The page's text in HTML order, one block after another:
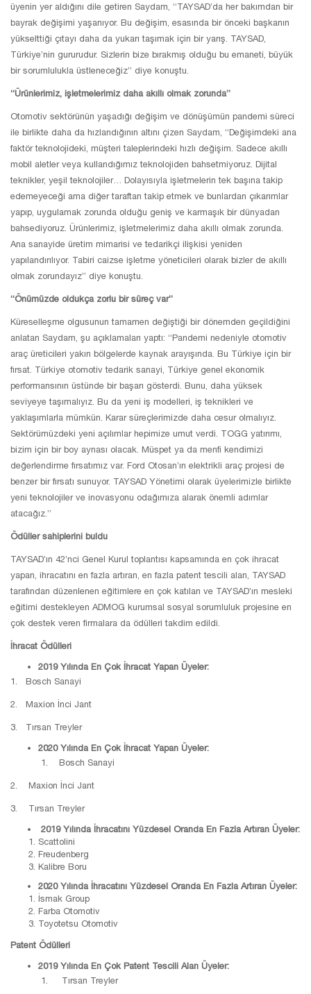
üyenin yer aldığını dile getiren Saydam, “TAYSAD’da her bakımdan bir
bayrak değişimi yaşanıyor. Bu değişim, esasında bir önceki başkanın
yükselttiği çıtayı daha da yukarı taşımak için bir yarış. TAYSAD,
Türkiye’nin gururudur. Sizlerin bize bırakmış olduğu bu emaneti, büyük
bir sorumlulukla üstleneceğiz” diye konuştu.
“Ürünlerimiz, işletmelerimiz daha akıllı olmak zorunda”
Otomotiv sektörünün yaşadığı değişim ve dönüşümün pandemi süreci
ile birlikte daha da hızlandığının altını çizen Saydam, “Değişimdeki ana
faktör teknolojideki, müşteri taleplerindeki hızlı değişim. Sadece akıllı
mobil aletler veya kullandığımız teknolojiden bahsetmiyoruz. Dijital
teknikler, yeşil teknolojiler… Dolayısıyla işletmelerin tek başına takip
edemeyeceği ama diğer taraftan takip etmek ve bunlardan çıkarımlar
yapıp, uygulamak zorunda olduğu geniş ve karmaşık bir dünyadan
bahsediyoruz. Ürünlerimiz, işletmelerimiz daha akıllı olmak zorunda.
Ana sanayide üretim mimarisi ve tedarikçi ilişkisi yeniden
yapılandırılıyor. Tabiri caizse işletme yöneticileri olarak bizler de akıllı
olmak zorundayız” diye konuştu.
“Önümüzde oldukça zorlu bir süreç var”
Küreselleşme olgusunun tamamen değiştiği bir dönemden geçildiğini
anlatan Saydam, şu açıklamaları yaptı: “Pandemi nedeniyle otomotiv
araç üreticileri yakın bölgelerde kaynak arayışında. Bu Türkiye için bir
fırsat. Türkiye otomotiv tedarik sanayi, Türkiye genel ekonomik
performansının üstünde bir başarı gösterdi. Bunu, daha yüksek
seviyeye taşımalıyız. Bu da yeni iş modelleri, iş teknikleri ve
yaklaşımlarla mümkün. Karar süreçlerimizde daha cesur olmalıyız.
Sektörümüzdeki yeni açılımlar hepimize umut verdi. TOGG yatırımı,
bizim için bir boy aynası olacak. Müspet ya da menfi kendimizi
değerlendirme fırsatımız var. Ford Otosan’ın elektrikli araç projesi de
benzer bir fırsatı sunuyor. TAYSAD Yönetimi olarak üyelerimizle birlikte
yeni teknolojiler ve inovasyonu odağımıza alarak önemli adımlar
atacağız.”
Ödüller sahiplerini buldu
TAYSAD’ın 42’nci Genel Kurul toplantısı kapsamında en çok ihracat
yapan, ihracatını en fazla artıran, en fazla patent tescili alan, TAYSAD
tarafından düzenlenen eğitimlere en çok katılan ve TAYSAD’ın mesleki
eğitimi destekleyen ADMOG kurumsal sosyal sorumluluk projesine en
çok destek veren firmalara da ödülleri takdim edildi.
İhracat Ödülleri
2019 Yılında En Çok İhracat Yapan Üyeler:
1. Bosch Sanayi
2. Maxion İnci Jant
3. Tırsan Treyler
2020 Yılında En Çok İhracat Yapan Üyeler:
1. Bosch Sanayi
2. Maxion İnci Jant
3. Tırsan Treyler
2019 Yılında İhracatını Yüzdesel Oranda En Fazla Artıran Üyeler:
Scattolini
Freudenberg
Kalibre Boru
2020 Yılında İhracatını Yüzdesel Oranda En Fazla Artıran Üyeler:
İsmak Group
Farba Otomotiv
Toyotetsu Otomotiv
Patent Ödülleri
2019 Yılında En Çok Patent Tescili Alan Üyeler:
1. Tırsan Treyler